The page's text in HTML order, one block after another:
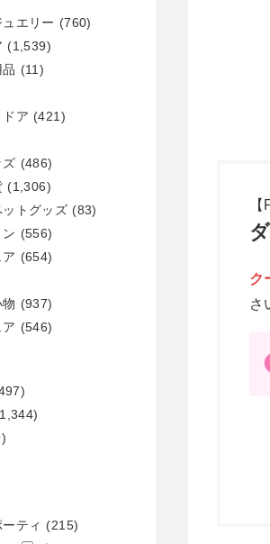
【
ク
さ
エリー (760)
(1,539)
(11)
ア (421)
ズ (486)
(1,306)
ットグッズ (83)
(556)
(654)
(937)
(546)
ティ (215)